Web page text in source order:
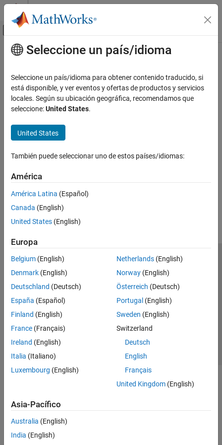
Saltar al contenido
Mostrar/ocultar menú de navegación
Inicio de Documentación
FPGA, ASIC, and SoC Development
Contenido principal
How useful was this information?
Seleccione un país/idioma
Seleccione un país/idioma para obtener contenido traducido, si
está disponible, y ver eventos y ofertas de productos y servicios
locales. Según su ubicación geográfica, recomendamos que
seleccione:United States.
United States
También puede seleccionar uno de estos países/idiomas:
América
América Latina (Español)
Canada (English)
United States (English)
Europa
Belgium (English)
Denmark (English)
Deutschland (Deutsch)
España (Español)
Finland (English)
France (Français)
Ireland (English)
Italia (Italiano)
Luxembourg (English)
Netherlands(English)
Norway(English)
Österreich (Deutsch)
Portugal (English)
Sweden (English)
Switzerland
Deutsch
English
Français
United Kingdom(English)
Asia-Pacífico
Australia (English)
India (English)
Centro de confianza
Marcas comerciales
Política de privacidad
Antipiratería
Estado de las aplicaciones
Información de contacto
© 1994-2026 The MathWorks, Inc.
Seleccione un país/